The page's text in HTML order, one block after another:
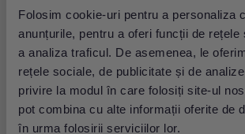
Folosim cookie-uri pentru a personaliza
anunțurile, pentru a oferi funcții de rețele
a analiza traficul. De asemenea, le
rețele sociale, de publicitate și de
privire la modul în care folosiți site-ul
pot combina cu alte informații oferite de
în urma folosirii serviciilor lor.
necesită și alte investigații de laborator -
teste de serologie pentru cauze
Aceste tipuri de agenți patogeni pot fi:
Chlamydia, grupul HACEK și fungi (specii
Aspergillus).
Hemocultură aerobă (cu